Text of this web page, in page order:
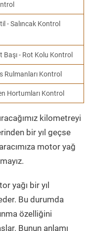
- Salıncak Kontrol
Başı - Rot Kolu Kontrol
Rulmanları Kontrol
Hortumları Kontrol
kilometreyi
bir yıl geçse
motor yağ
yağı bir yıl
Bu durumda
özelliğini
Bunun anlamı